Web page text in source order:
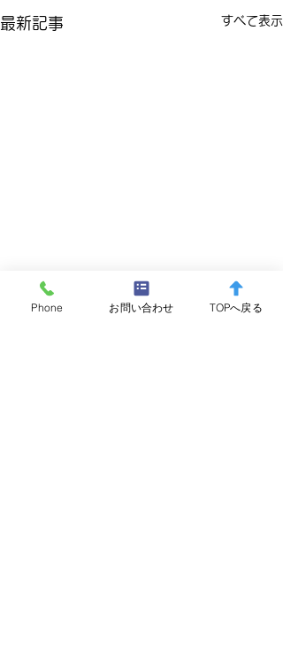
最新記事 すべて表示
Phone お問い合わせ TOPへ戻る